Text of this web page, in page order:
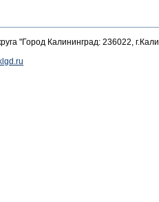
"Город Калининград: 236022,